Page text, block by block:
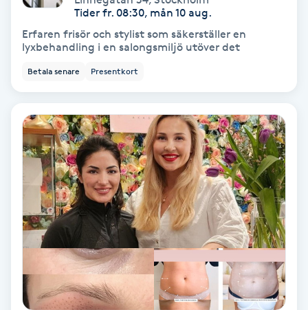
Nagelförstärkning
Nagelklippning
Nagelsvamp
Nageltrång
Nagelvård
Naglar borttagning
Naglar reparation
Naprapati
Tider fr. 08:30, mån 10 aug.
Erfaren frisör och stylist som säkerställer en
lyxbehandling i en salongsmiljö utöver det
Betala senare Presentkort